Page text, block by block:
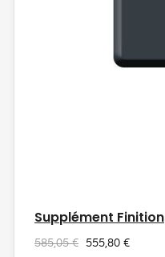
Supplément Finition
585,05 € 555,80 €